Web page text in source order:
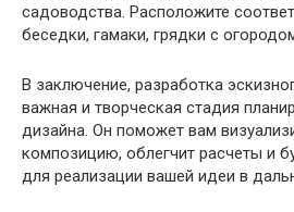
садоводства. Расположите
беседки, гамаки, грядки с
В заключение, разработка
важная и творческая стадия
дизайна. Он поможет вам
композицию, облегчит расчеты и
для реализации вашей идеи в